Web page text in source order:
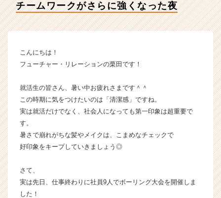
ョ
ラ
ン】
|
ベ
チ
ー・
企
チームワークがさらに強くなった夜
こんにちは！
フューチャー・リレーションの栗田です！
就活生の皆さん、暑い中お疲れさまです＾＾
この時期に気をつけたいのは「清潔感」ですね。
実は就活だけでなく、社会人になっても第一印象は超重要で
す。
暑さで崩れがちな髪やメイクは、こまめなチェックで
好印象をキープしていきましょう◎
さて、
実は先日、仕事終わりに社員9人でボーリング大会を開催しま
した！